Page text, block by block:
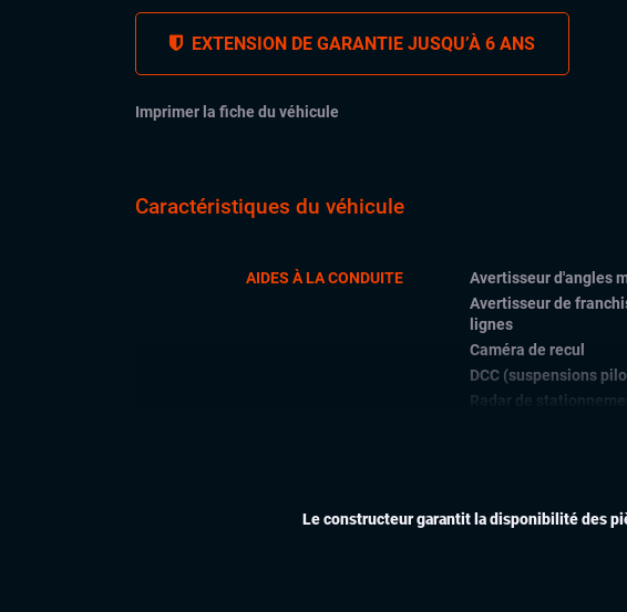
EXTENSION DE GARANTIE JUSQU’À 6 ANS
Imprimer la fiche du véhicule
Caractéristiques du véhicule
AIDES À LA CONDUITE
Avertisseur d'angles
Avertisseur de
lignes
Caméra de recul
DCC (suspensions
Radar de
Régulateur et limiteur
display)
Le constructeur garantit la disponibilité des